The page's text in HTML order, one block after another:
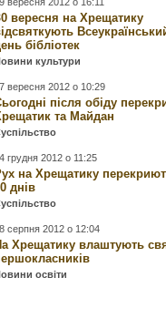
вересня на Хрещатику
бібліотек
культури
вересня 2012 о 10:29
після обіду
та Майдан
грудня 2012 о 11:25
на Хрещатику
днів
серпня 2012 о 12:04
Хрещатику влаштують
освіти